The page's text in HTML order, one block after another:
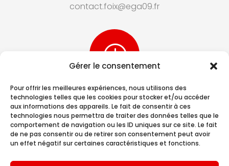
Gérer le consentement
Pour offrir les meilleures expériences, nous utilisons des
technologies telles que les cookies pour stocker et/ou accéder
aux informations des appareils. Le fait de consentir à ces
technologies nous permettra de traiter des données telles que le
comportement de navigation ou les ID uniques sur ce site. Le fait
de ne pas consentir ou de retirer son consentement peut avoir
un effet négatif sur certaines caractéristiques et fonctions.
contact.foix@ega09.fr
}
Horaires
Lundi – Vendredi :
de 09h à 12h et de 13h à 17h